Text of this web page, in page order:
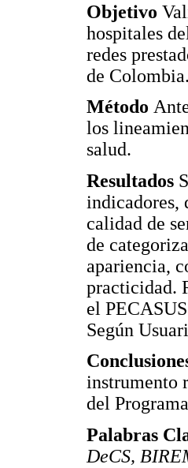
Objetivo
hospitales
redes
de Colombia.
Método
los
salud.
Resultados
indicadores,
calidad de
de
apariencia,
practicidad.
el
Según
instrumento
del
Palabras
DeCS,